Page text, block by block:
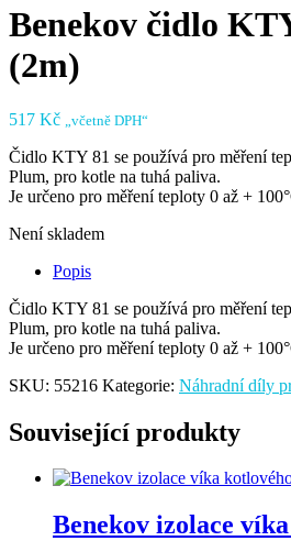
Benekov čidlo
(2m)
517 Kč „včetně DPH“
Čidlo KTY 81 se používá pro měření
Plum, pro kotle na tuhá paliva.
Je určeno pro měření teploty 0 až +
Není skladem
Popis
Čidlo KTY 81 se používá pro měření
Plum, pro kotle na tuhá paliva.
Je určeno pro měření teploty 0 až +
SKU: 55216 Kategorie: Náhradní díly
Související produkty
Benekov izolace